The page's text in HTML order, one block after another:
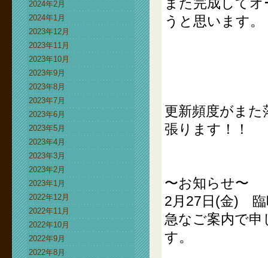
2024年2月
2024年1月
2023年12月
2023年11月
2023年10月
2023年9月
2023年8月
2023年7月
2023年6月
2023年5月
2023年4月
2023年3月
2023年2月
2023年1月
2022年12月
2022年11月
2022年10月
2022年9月
2022年8月
うと思います。
更新頻度がま
張ります！！
〜お知らせ〜
2月27日(金) 臨
急なご案内で
す。